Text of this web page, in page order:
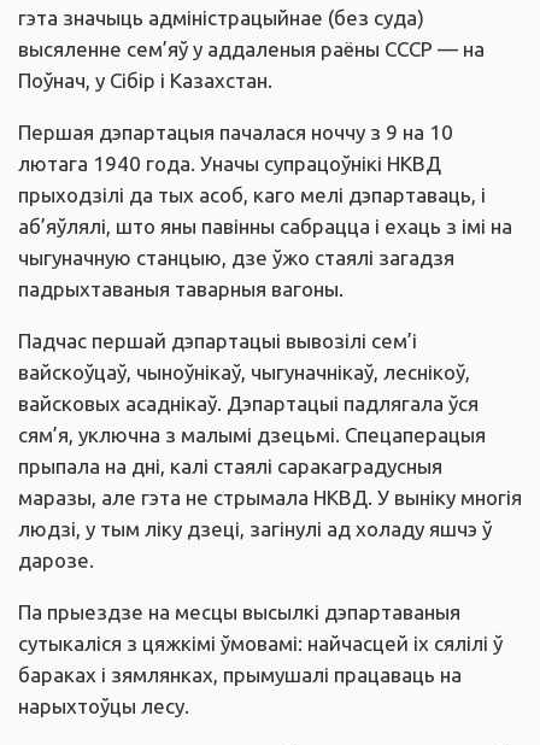
гэта значыць адміністрацыйнае (без суда)
высяленне сем’яў у аддаленыя раёны СССР — на
Поўнач, у Сібір і Казахстан.
Першая дэпартацыя пачалася ноччу з 9 на 10
лютага 1940 года. Уначы супрацоўнікі НКВД
прыходзілі да тых асоб, каго мелі дэпартаваць, і
аб’яўлялі, што яны павінны сабрацца і ехаць з імі на
чыгуначную станцыю, дзе ўжо стаялі загадзя
падрыхтаваныя таварныя вагоны.
Падчас першай дэпартацыі вывозілі сем’і
вайскоўцаў, чыноўнікаў, чыгуначнікаў, леснікоў,
вайсковых асаднікаў. Дэпартацыі падлягала ўся
сям’я, уключна з малымі дзецьмі. Спецаперацыя
прыпала на дні, калі стаялі саракаградусныя
маразы, але гэта не стрымала НКВД. У выніку многія
людзі, у тым ліку дзеці, загінулі ад холаду яшчэ ў
дарозе.
Па прыездзе на месцы высылкі дэпартаваныя
сутыкаліся з цяжкімі ўмовамі: найчасцей іх сялілі ў
бараках і зямлянках, прымушалі працаваць на
нарыхтоўцы лесу.